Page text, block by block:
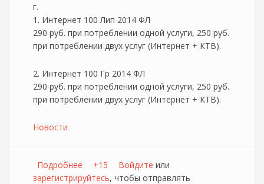
г.
1. Интернет 100 Лип 2014 ФЛ
290 руб. при потреблении одной услуги, 250 руб.
при потреблении двух услуг (Интернет + КТВ).
2. Интернет 100 Гр 2014 ФЛ
290 руб. при потреблении одной услуги, 250 руб.
при потреблении двух услуг (Интернет + КТВ).
Новости
Подробнее о Изменение абонентской платы на ряде
тарифов MTT.DOM с 01 мая 2015г.
+15 Войдите или
зарегистрируйтесь, чтобы отправлять